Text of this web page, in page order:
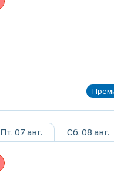
Пт. 07 авг. Сб. 08 авг.